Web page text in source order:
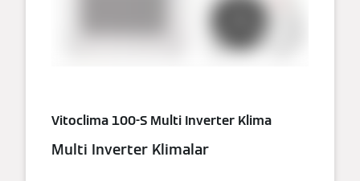
Vitoclima 100-S Multi Inverter Klima
Multi Inverter Klimalar